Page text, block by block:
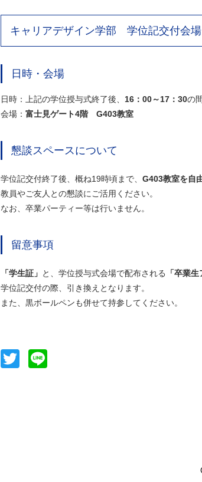
キャリアデザイン学部 学位記交付会場
日時・会場
日時：上記の学位授与式終了後、 16：00～17：30の
会場： 富士見ゲート4階 G403教室
懇談スペースについて
学位記交付終了後、概ね19時頃まで、 G403教室を自
教員やご友人との懇談にご活用ください。
なお、卒業パーティー等は行いません。
留意事項
「学生証」 と、学位授与式会場で配布される 「卒業
学位記交付の際、引き換えとなります。
また、黒ボールペンも併せて持参してください。
Twitter